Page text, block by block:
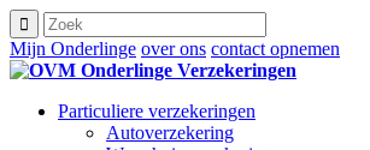
Mijn Onderlinge over ons contact opnemen
Particuliere verzekeringen
Autoverzekering